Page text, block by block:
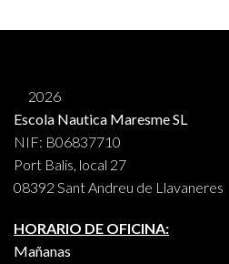
2026
Escola Nautica Maresme SL
NIF: B06837710
Port Balis, local 27
08392 Sant Andreu de Llavaneres
HORARIO DE OFICINA:
Mañanas